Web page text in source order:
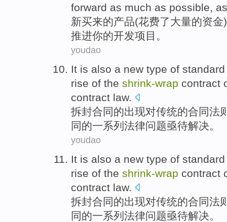
forward as much as possible,
新买来的产品(花费了大量的资金)
推进你的开发项目 。
youdao
It is also a new type of
rise of the shrink-wrap contract
contract law.
拆封合同的出现对传统的合同法
同的一系列 法律问题亟待解决。
youdao
It is also a new type of
rise of the shrink-wrap contract
contract law.
拆封合同的出现对传统的合同法
同的一系列 法律问题亟待解决。